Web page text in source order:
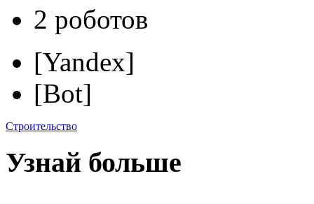
2 роботов
[Yandex]
[Bot]
Строительство
Узнай больше